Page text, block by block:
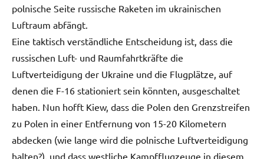
polnische Seite russische Raketen im ukrainischen
Luftraum abfängt.
Eine taktisch verständliche Entscheidung ist, dass die
russischen Luft- und Raumfahrtkräfte die
Luftverteidigung der Ukraine und die Flugplätze, auf
denen die F-16 stationiert sein könnten, ausgeschaltet
haben. Nun hofft Kiew, dass die Polen den Grenzstreifen
zu Polen in einer Entfernung von 15-20 Kilometern
abdecken (wie lange wird die polnische Luftverteidigung
halten?), und dass westliche Kampfflugzeuge in diesem